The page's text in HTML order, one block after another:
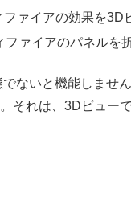
ァイアの効果を3D
ァイアのパネルを
ないと機能しませ
それは、3Dビュー